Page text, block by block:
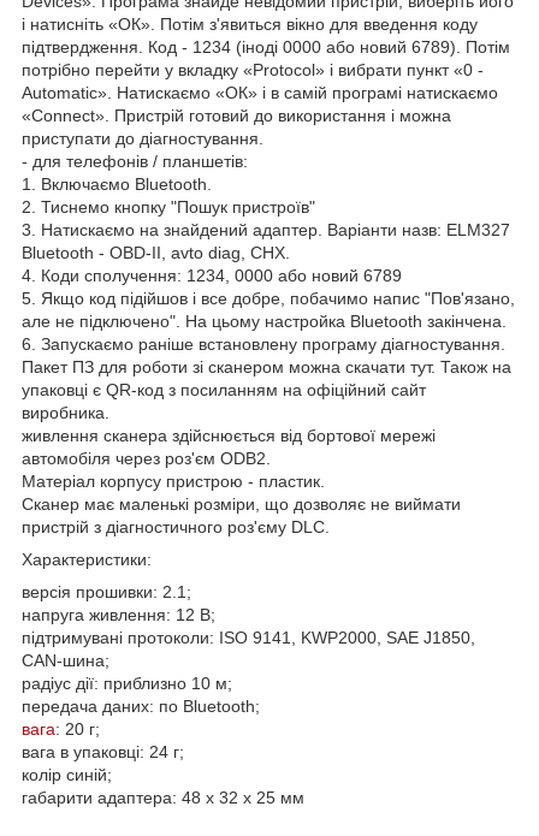
і натисніть «ОК». Потім з'явиться вікно для введення коду
підтвердження. Код - 1234 (іноді 0000 або новий 6789). Потім
потрібно перейти у вкладку «Protocol» і вибрати пункт «0 -
Automatic». Натискаємо «ОК» і в самій програмі натискаємо
«Connect». Пристрій готовий до використання і можна
приступати до діагностування.
- для телефонів / планшетів:
1. Включаємо Bluetooth.
2. Тиснемо кнопку "Пошук пристроїв"
3. Натискаємо на знайдений адаптер. Варіанти назв: ELM327
Bluetooth - OBD-II, avto diag, CHX.
4. Коди сполучення: 1234, 0000 або новий 6789
5. Якщо код підійшов і все добре, побачимо напис "Пов'язано,
але не підключено". На цьому настройка Bluetooth закінчена.
6. Запускаємо раніше встановлену програму діагностування.
Пакет ПЗ для роботи зі сканером можна скачати тут. Також на
упаковці є QR-код з посиланням на офіційний сайт
виробника.
живлення сканера здійснюється від бортової мережі
автомобіля через роз'єм ODB2.
Матеріал корпусу пристрою - пластик.
Сканер має маленькі розміри, що дозволяє не виймати
пристрій з діагностичного роз'єму DLC.
Характеристики:
версія прошивки: 2.1;
напруга живлення: 12 В;
підтримувані протоколи: ISO 9141, KWP2000, SAE J1850,
CAN-шина;
радіус дії: приблизно 10 м;
передача даних: по Bluetooth;
вага: 20 г;
вага в упаковці: 24 г;
колір синій;
габарити адаптера: 48 х 32 х 25 мм